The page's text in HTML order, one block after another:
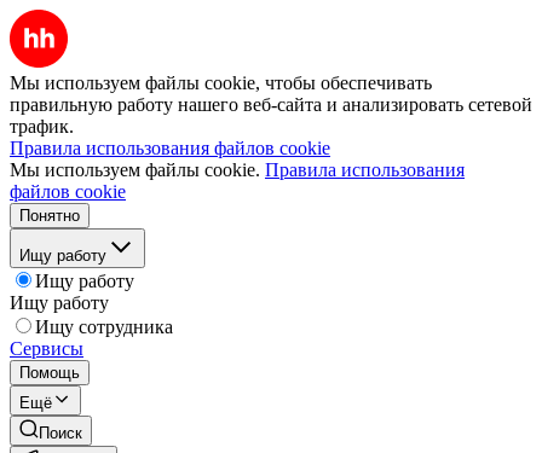
Мы используем файлы cookie, чтобы обеспечивать
правильную работу нашего веб-сайта и анализировать сетевой
трафик.
Правила использования файлов cookie
Мы используем файлы cookie. Правила использования
файлов cookie
Понятно
Ищу работу
Ищу работу
Ищу работу
Ищу сотрудника
Сервисы
Помощь
Ещё
Поиск